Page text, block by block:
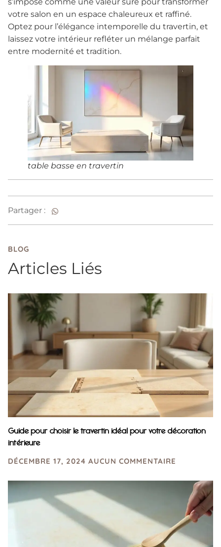
votre salon en un espace chaleureux et raffiné.
Optez pour l’élégance intemporelle du travertin, et
laissez votre intérieur refléter un mélange parfait
entre modernité et tradition.
table basse en travertin
Partager :
BLOG
Articles Liés
Guide pour choisir le travertin idéal pour votre décoration
intérieure
DÉCEMBRE 17, 2024 AUCUN COMMENTAIRE